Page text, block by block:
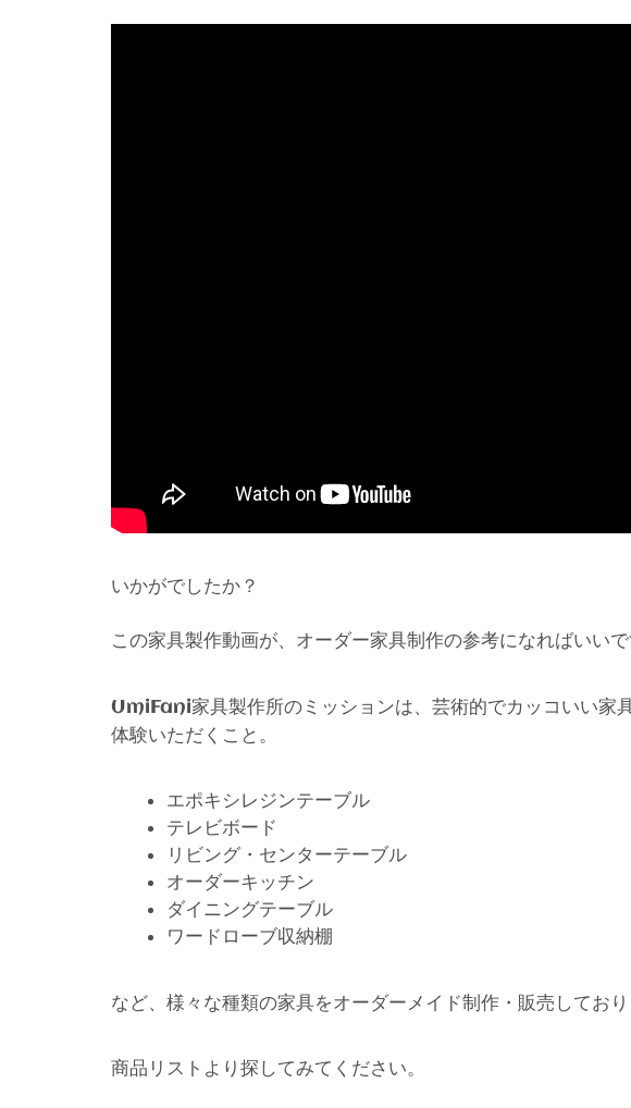
いかがでしたか？
この家具製作動画が、オーダー家具制作の参考になればいいで
UmiFani家具製作所のミッションは、芸術的でカッコいい家
体験いただくこと。
エポキシレジンテーブル
テレビボード
リビング・センターテーブル
オーダーキッチン
ダイニングテーブル
ワードローブ収納棚
など、様々な種類の家具をオーダーメイド制作・販売しており
商品リストより探してみてください。